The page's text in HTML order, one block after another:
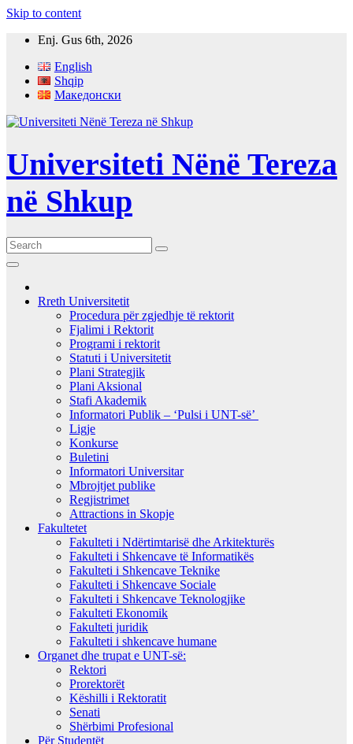
Skip to content
Enj. Gus 6th, 2026
English
Shqip
Македонски
Universiteti Nënë Tereza
në Shkup
Rreth Universitetit
Procedura për zgjedhje të rektorit
Fjalimi i Rektorit
Programi i rektorit
Statuti i Universitetit
Plani Strategjik
Plani Aksional
Stafi Akademik
Informatori Publik – ‘Pulsi i UNT-së’
Ligje
Konkurse
Buletini
Informatori Universitar
Mbrojtjet publike
Regjistrimet
Attractions in Skopje
Fakultetet
Fakulteti i Ndërtimtarisë dhe Arkitekturës
Fakulteti i Shkencave të Informatikës
Fakulteti i Shkencave Teknike
Fakulteti i Shkencave Sociale
Fakulteti i Shkencave Teknologjike
Fakulteti Ekonomik
Fakulteti juridik
Fakulteti i shkencave humane
Organet dhe trupat e UNT-së:
Rektori
Prorektorët
Këshilli i Rektoratit
Senati
Shërbimi Profesional
Për Studentët